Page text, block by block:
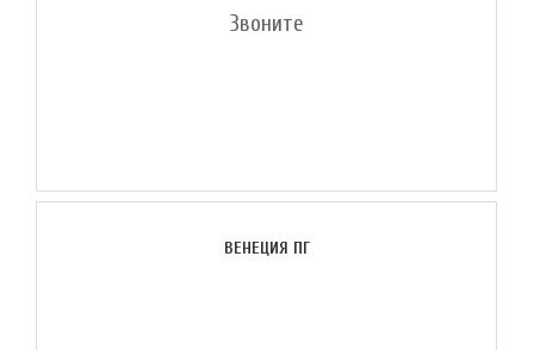
Звоните
ВЕНЕЦИЯ ПГ